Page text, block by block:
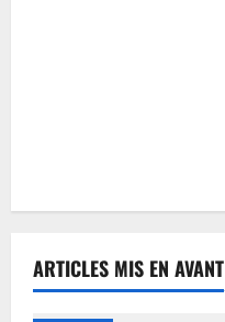
ARTICLES MIS EN AVANT